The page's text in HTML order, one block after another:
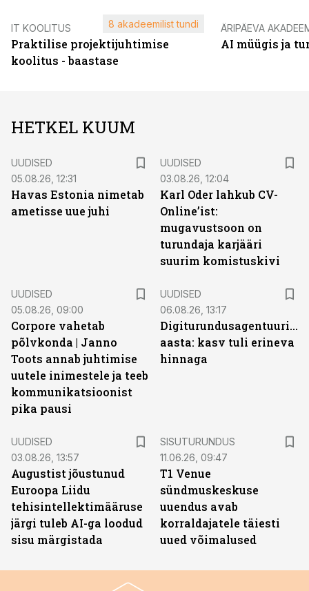
IT KOOLITUS
Praktilise projektijuhtimise
koolitus - baastase
8 akadeemilist tundi ÄRIPÄEVA
AI müügis ja
HETKEL KUUM
UUDISED
05.08.26, 12:31
Havas Estonia nimetab
ametisse uue juhi
UUDISED
03.08.26, 12:04
Karl Oder lahkub CV-
Online’ist:
mugavustsoon on
turundaja karjääri
suurim komistuskivi
UUDISED
05.08.26, 09:00
Corpore vahetab
põlvkonda | Janno
Toots annab juhtimise
uutele inimestele ja teeb
kommunikatsioonist
pika pausi
UUDISED
06.08.26, 13:17
Digiturundusagentuuride
aasta: kasv tuli erineva
hinnaga
UUDISED
03.08.26, 13:57
Augustist jõustunud
Euroopa Liidu
tehisintellektimääruse
järgi tuleb AI-ga loodud
sisu märgistada
SISUTURUNDUS
11.06.26, 09:47
T1 Venue
sündmuskeskuse
uuendus avab
korraldajatele täiesti
uued võimalused